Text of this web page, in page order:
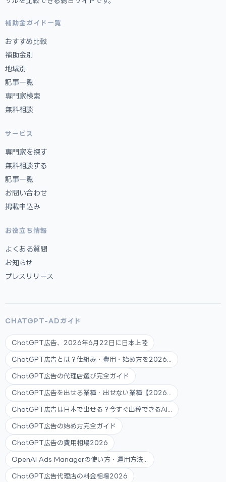
補助金ガイド一覧
おすすめ比較
補助金別
地域別
記事一覧
専門家検索
無料相談
サービス
専門家を探す
無料相談する
記事一覧
お問い合わせ
掲載申込み
お役立ち情報
よくある質問
お知らせ
プレスリリース
CHATGPT-ADガイド
ChatGPT広告、2026年6月22日に日本上陸
ChatGPT広告とは？仕組み・費用・始め方を2026...
ChatGPT広告の代理店選び完全ガイド
ChatGPT広告を出せる業種・出せない業種【2026...
ChatGPT広告は日本で出せる？今すぐ出稿できるAI...
ChatGPT広告の始め方完全ガイド
ChatGPT広告の費用相場2026
OpenAI Ads Managerの使い方・運用方法...
ChatGPT広告代理店の料金相場2026